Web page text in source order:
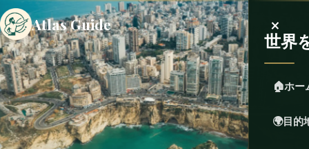
Atlas Guide ×
世界
🏠ホー
🌍目的